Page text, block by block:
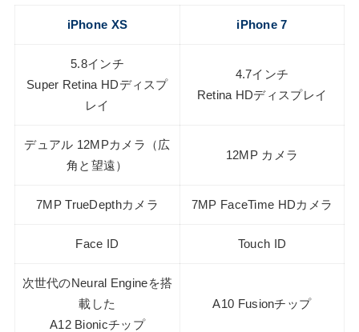
iPhone XS iPhone 7
5.8インチ
Super Retina HDディスプ
レイ
4.7インチ
Retina HDディスプレイ
デュアル 12MPカメラ（広
角と望遠）
12MP カメラ
7MP TrueDepthカメラ 7MP FaceTime HDカメラ
Face ID Touch ID
次世代のNeural Engineを搭
載した
A12 Bionicチップ
A10 Fusionチップ